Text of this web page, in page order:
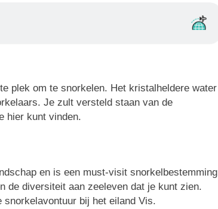
plek om te snorkelen. Het kristalheldere water
Je zult versteld staan van de
hier kunt vinden.
en is een must-visit snorkelbestemming
de diversiteit aan zeeleven dat je kunt zien.
bij het eiland Vis.